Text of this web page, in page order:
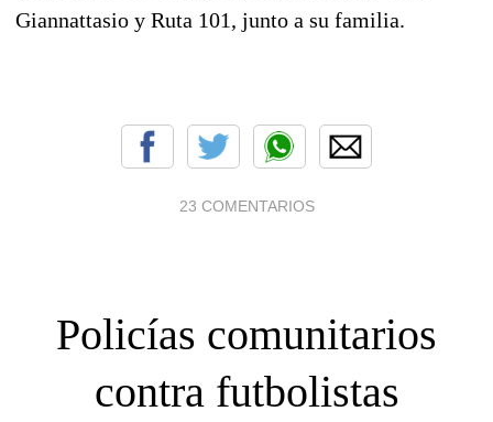
Giannattasio y Ruta 101, junto a su familia.
23 COMENTARIOS
Policías comunitarios
contra futbolistas